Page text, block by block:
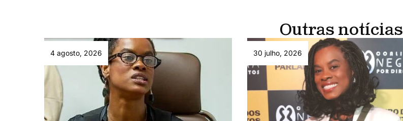
Outras notícias
4 agosto, 2026 30 julho, 2026